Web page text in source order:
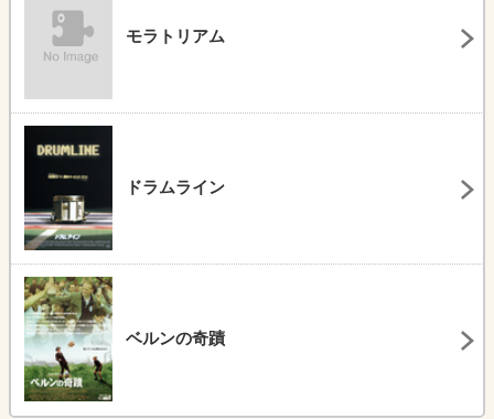
モラトリアム
ドラムライン
ベルンの奇蹟